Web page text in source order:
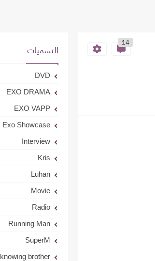
14
التسميات
DVD
EXO DRAMA
EXO VAPP
Exo Showcase
Interview
Kris
Luhan
Movie
Radio
Running Man
SuperM
knowing brother